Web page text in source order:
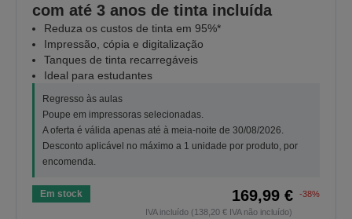
com até 3 anos de tinta incluída
Reduza os custos de tinta em 95%*
Impressão, cópia e digitalização
Tanques de tinta recarregáveis
Ideal para estudantes
Regresso às aulas
Poupe em impressoras selecionadas.
A oferta é válida apenas até à meia-noite de 30/08/2026.
Desconto aplicável no máximo a 1 unidade por produto, por
encomenda.
Em stock 169,99 €
-38%
IVA incluído (138,20 € IVA não incluído)